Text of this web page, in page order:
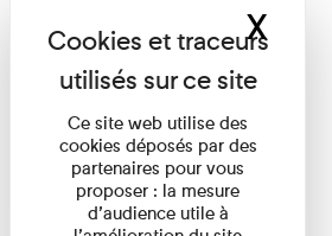
Ce site web utilise des
cookies déposés par des
partenaires pour vous
proposer : la mesure
d’audience utile à
X